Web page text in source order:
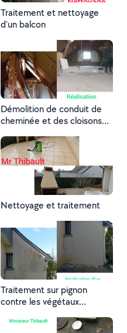
Traitement et nettoyage
d'un balcon
Démolition de conduit de
cheminée et des cloisons
Nettoyage et traitement
Traitement sur pignon
contre les végétaux